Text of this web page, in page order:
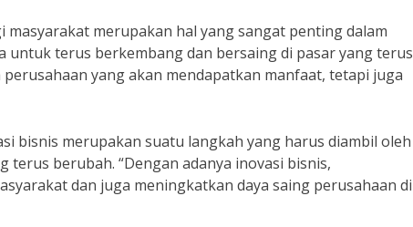
merupakan hal yang sangat penting dalam
untuk terus berkembang dan bersaing di pasar yang terus
yang akan mendapatkan manfaat, tetapi juga
bisnis merupakan suatu langkah yang harus diambil oleh
berubah. “Dengan adanya inovasi bisnis,
dan juga meningkatkan daya saing perusahaan di